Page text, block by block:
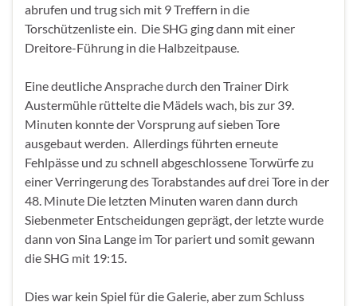
abrufen und trug sich mit 9 Treffern in die
Torschützenliste ein. Die SHG ging dann mit einer
Dreitore-Führung in die Halbzeitpause.
Eine deutliche Ansprache durch den Trainer Dirk
Austermühle rüttelte die Mädels wach, bis zur 39.
Minuten konnte der Vorsprung auf sieben Tore
ausgebaut werden. Allerdings führten erneute
Fehlpässe und zu schnell abgeschlossene Torwürfe zu
einer Verringerung des Torabstandes auf drei Tore in der
48. Minute Die letzten Minuten waren dann durch
Siebenmeter Entscheidungen geprägt, der letzte wurde
dann von Sina Lange im Tor pariert und somit gewann
die SHG mit 19:15.
Dies war kein Spiel für die Galerie, aber zum Schluss